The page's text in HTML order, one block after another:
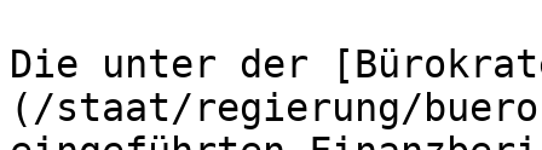
Die unter der
(/staat/regierung/